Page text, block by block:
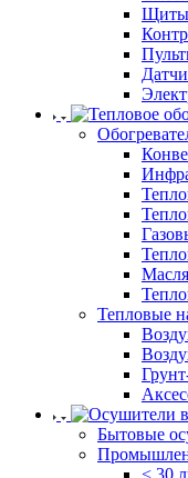
Щиты
Тепловые
Бытовые
< 30